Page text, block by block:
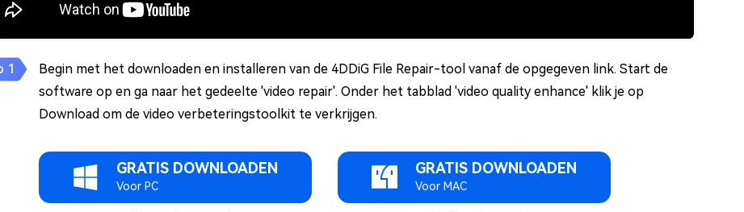
Begin met het downloaden en installeren van de 4DDiG File Repair-tool vanaf de opgegeven link. Start de
software op en ga naar het gedeelte 'video repair'. Onder het tabblad 'video quality enhance' klik je op
Download om de video verbeteringstoolkit te verkrijgen.
GRATIS DOWNLOADEN
Voor PC
GRATIS DOWNLOADEN
Voor MAC